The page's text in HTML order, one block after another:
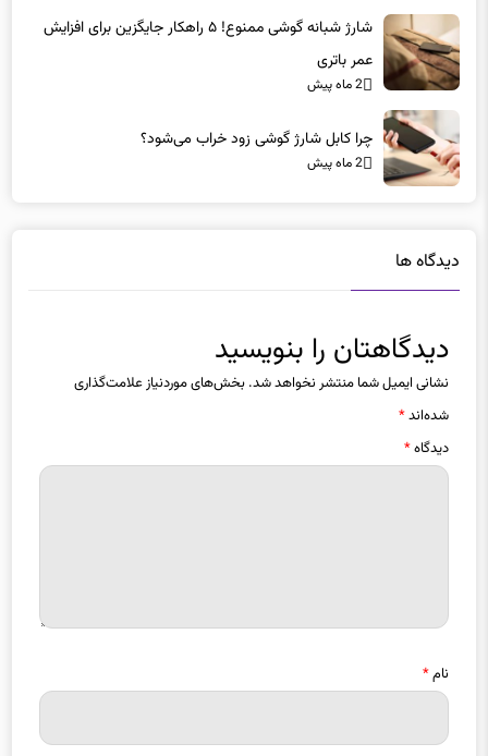
شارژ شبانه گوشی ممنوع! ۵ راهکار جایگزین برای افزایش
عمر باتری
2 ماه پیش
چرا کابل شارژ گوشی زود خراب می‌شود؟
2 ماه پیش
دیدگاه ها
دیدگاهتان را بنویسید
نشانی ایمیل شما منتشر نخواهد شد. بخش‌های موردنیاز علامت‌گذاری
شده‌اند*
دیدگاه*
نام*